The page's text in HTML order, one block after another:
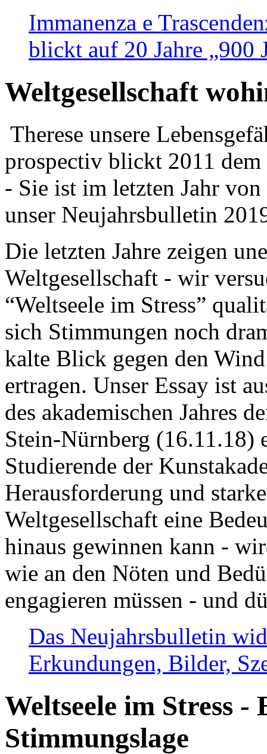
Immanenza e
blickt auf 20 Jahre „900
Weltgesellschaft
Therese unsere
prospectiv blickt 2011
- Sie ist im letzten Jahr
unser Neujahrsbulletin
Die letzten Jahre zeigen
Weltgesellschaft - wir
“Weltseele im Stress”
sich Stimmungen noch
kalte Blick gegen den
ertragen. Unser Essay ist
des akademischen Jahres
Stein-Nürnberg (16.11.18)
Studierende der
Herausforderung und
Weltgesellschaft eine
hinaus gewinnen kann -
wie an den Nöten und
engagieren müssen - und
Das Neujahrsbulletin
Erkundungen, Bilder,
Weltseele im Stress -
Stimmungslage